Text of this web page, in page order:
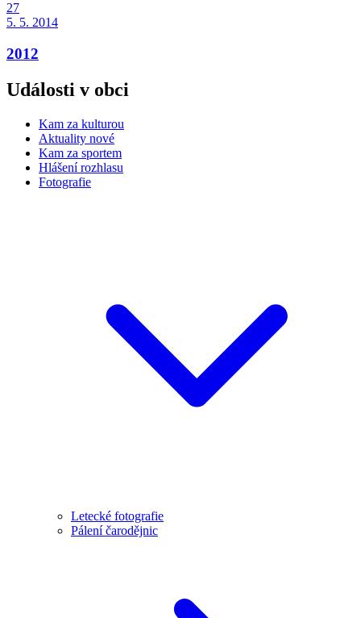
27
5. 5. 2014
2012
Události v obci
Kam za kulturou
Aktuality nové
Kam za sportem
Hlášení rozhlasu
Fotografie
Letecké fotografie
Pálení čarodějnic